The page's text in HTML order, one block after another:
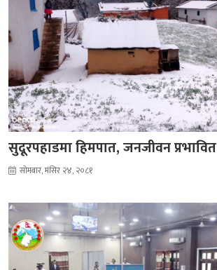
सुदूरपहाडमा हिमपात, जनजीवन प्रभावित
सोमबार, मंसिर २४, २०८१